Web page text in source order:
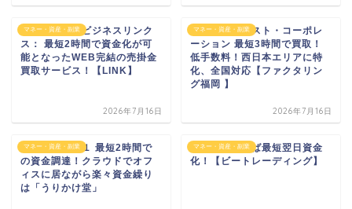
マネー・資産・副業
株式会社日本ビジネスリンク
ス： 最短2時間で資金化が可
能となったWEB完結の売掛金
買取サービス！【LINK】
2026年7月16日
マネー・資産・副業
有限会社トラスト・コーポレ
ーション 最短3時間で買取！
低手数料！西日本エリアに特
化、全国対応【ファクタリン
グ福岡 】
2026年7月16日
マネー・資産・副業
株式会社ｈｓ１ 最短2時間で
の資金調達！クラウドでオフ
ィスに居ながら楽々資金繰り
は「うりかけ堂」
マネー・資産・副業
注文書があれば最短翌日資金
化！【ビートレーディング】